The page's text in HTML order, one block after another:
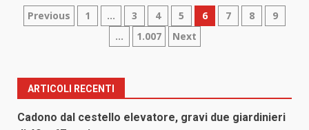
Paginazione
articoli
Previous 1 … 3 4 5 6 7 8
9
…
1.007 Next
ARTICOLI RECENTI
Cadono dal cestello elevatore, gravi due giardinieri